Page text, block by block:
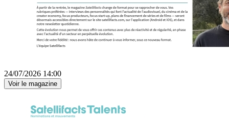
24/07/2026 14:00
Voir le magazine